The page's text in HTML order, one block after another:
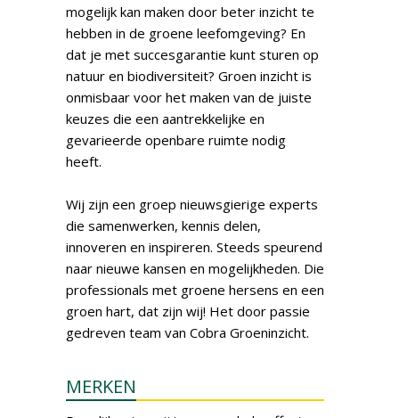
mogelijk kan maken door beter inzicht te
hebben in de groene leefomgeving? En
dat je met succesgarantie kunt sturen op
natuur en biodiversiteit? Groen inzicht is
onmisbaar voor het maken van de juiste
keuzes die een aantrekkelijke en
gevarieerde openbare ruimte nodig
heeft.
Wij zijn een groep nieuwsgierige experts
die samenwerken, kennis delen,
innoveren en inspireren. Steeds speurend
naar nieuwe kansen en mogelijkheden. Die
professionals met groene hersens en een
groen hart, dat zijn wij! Het door passie
gedreven team van Cobra Groeninzicht.
MERKEN